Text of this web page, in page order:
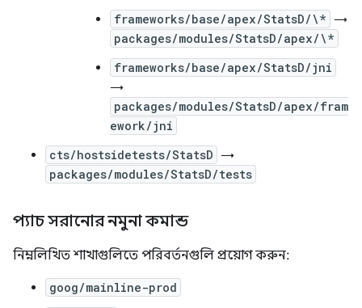
frameworks/base/apex/StatsD/\* →
packages/modules/StatsD/apex/\*
frameworks/base/apex/StatsD/jni
→
packages/modules/StatsD/apex/fram
ework/jni
cts/hostsidetests/StatsD →
packages/modules/StatsD/tests
প্যাচ সরানোর নমুনা কমান্ড
নিম্নলিখিত শাখাগুলিতে পরিবর্তনগুলি প্রয়োগ করুন:
goog/mainline-prod